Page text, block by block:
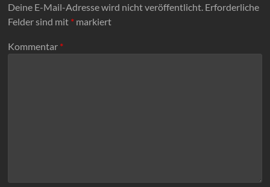
Deine E-Mail-Adresse wird nicht veröffentlicht. Erforderliche
Felder sind mit * markiert
Kommentar *